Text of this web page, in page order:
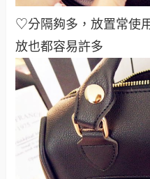
♡分隔夠多，放置常使
放也都容易許多